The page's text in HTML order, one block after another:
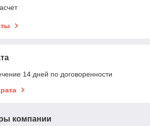
14 дней по договоренности
компании